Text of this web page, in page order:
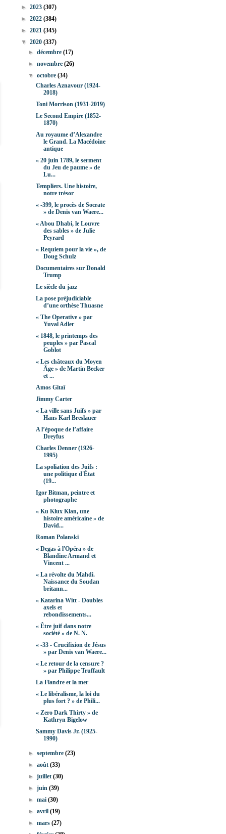
► 2023 (307)
► 2022 (384)
► 2021 (345)
▼ 2020 (337)
►décembre(17)
►novembre(26)
▼octobre(34)
Charles Aznavour (1924-
2018)
Toni Morrison (1931-2019)
Le Second Empire (1852-
1870)
Au royaume d’Alexandre
le Grand. La Macédoine
antique
« 20 juin 1789, le serment
du Jeu de paume » de
Lu...
Templiers. Une histoire,
notre trésor
« -399, le procès de Socrate
» de Denis van Waere...
« Abou Dhabi, le Louvre
des sables » de Julie
Peyrard
« Requiem pour la vie », de
Doug Schulz
Documentaires sur Donald
Trump
Le siècle du jazz
La pose préjudiciable
d’une orthèse Thuasne
« The Operative » par
Yuval Adler
« 1848, le printemps des
peuples » par Pascal
Goblot
« Les châteaux du Moyen
Âge » de Martin Becker
et ...
Amos Gitaï
Jimmy Carter
« La ville sans Juifs » par
Hans Karl Breslauer
A l’époque de l’affaire
Dreyfus
Charles Denner (1926-
1995)
La spoliation des Juifs :
une politique d'État
(19...
Igor Bitman, peintre et
photographe
« Ku Klux Klan, une
histoire américaine » de
David...
Roman Polanski
« Degas à l'Opéra » de
Blandine Armand et
Vincent ...
« La révolte du Mahdi.
Naissance du Soudan
britann...
« Katarina Witt - Doubles
axels et
rebondissements...
« Être juif dans notre
société » de N. N.
« -33 - Crucifixion de Jésus
» par Denis van Waere...
« Le retour de la censure ?
» par Philippe Truffault
La Flandre et la mer
« Le libéralisme, la loi du
plus fort ? » de Phili...
« Zero Dark Thirty » de
Kathryn Bigelow
Sammy Davis Jr. (1925-
1990)
►septembre(23)
►août(33)
►juillet(30)
►juin(39)
►mai(30)
►avril(19)
►mars(27)